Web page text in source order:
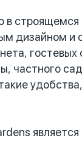
в строящемся
дизайном и
частного